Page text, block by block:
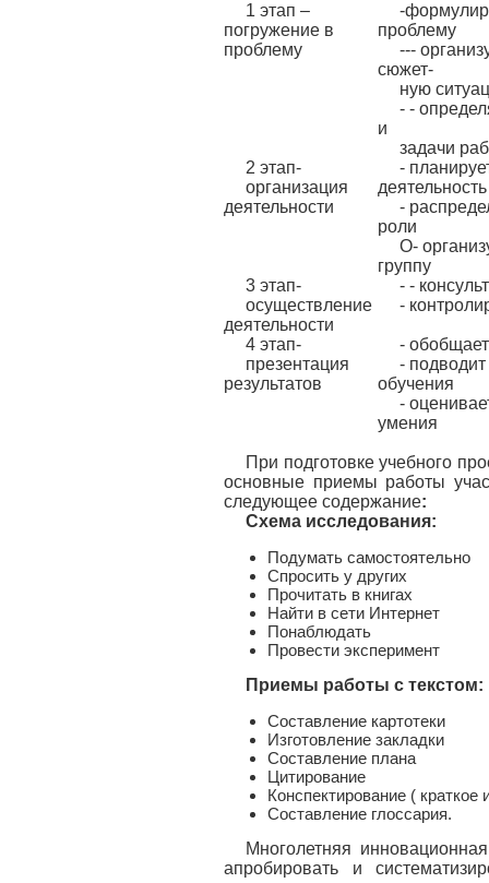
1 этап –
погружение в
проблему
-
проблему
---
сюжет-
ную
- -
и
задачи
2 этап-
организация
деятельности
-
деятельность
-
роли
О-
группу
3 этап-
осуществление
деятельности
- -
-
4 этап-
презентация
результатов
- обобщает
- подводит
обучения
-
умения
При подготовке учебного
основные приемы работы
следующее содержание:
Схема исследования:
Подумать самостоятельно
Спросить у других
Прочитать в книгах
Найти в сети Интернет
Понаблюдать
Провести эксперимент
Приемы работы с текстом:
Составление картотеки
Изготовление закладки
Составление плана
Цитирование
Конспектирование ( краткое
Составление глоссария.
Многолетняя
апробировать и